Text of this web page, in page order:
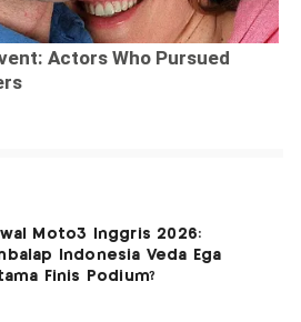
Moto3 Inggris 2026:
Indonesia Veda Ega
Finis Podium?